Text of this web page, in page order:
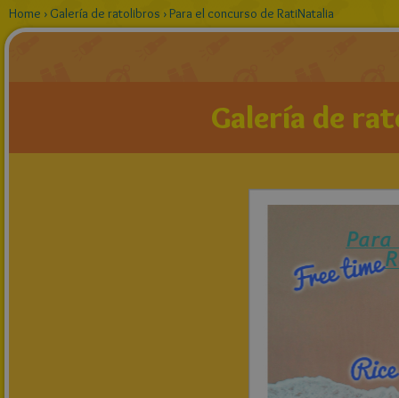
Home › Galería de ratolibros ›Para el concurso de RatiNatalia
Galería de